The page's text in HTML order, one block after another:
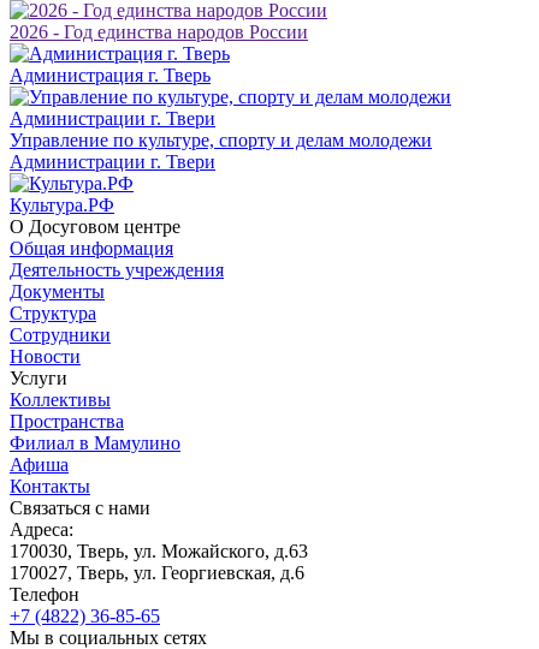
2026 - Год единства народов России
Администрация г. Тверь
Управление по культуре, спорту и делам молодежи
Администрации г. Твери
Культура.РФ
О Досуговом центре
Общая информация
Деятельность учреждения
Документы
Структура
Сотрудники
Новости
Услуги
Коллективы
Пространства
Филиал в Мамулино
Афиша
Контакты
Связаться с нами
Адреса:
170030, Тверь, ул. Можайского, д.63
170027, Тверь, ул. Георгиевская, д.6
Телефон
+7 (4822) 36-85-65
Мы в социальных сетях